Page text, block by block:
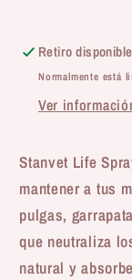
Absorbe
Olores
Retiro
Normalmente está
Ver
Stanvet Life
mantener a tus
pulgas,
que neutraliza
natural y